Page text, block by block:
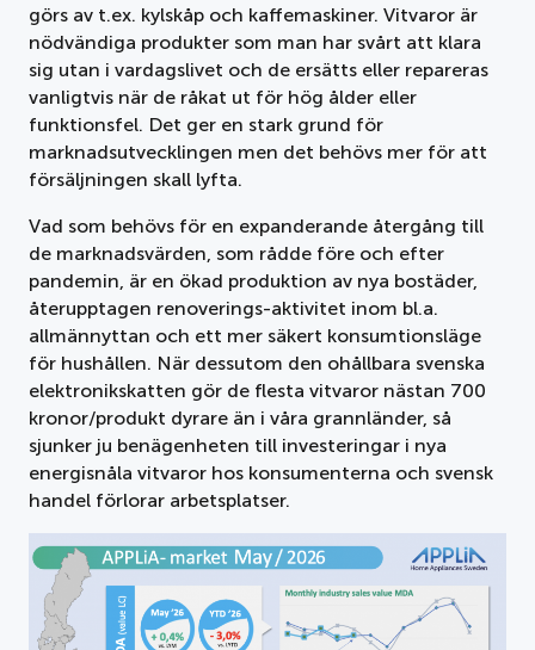
görs av t.ex. kylskåp och kaffemaskiner. Vitvaror är
nödvändiga produkter som man har svårt att klara
sig utan i vardagslivet och de ersätts eller repareras
vanligtvis när de råkat ut för hög ålder eller
funktionsfel. Det ger en stark grund för
marknadsutvecklingen men det behövs mer för att
försäljningen skall lyfta.
Vad som behövs för en expanderande återgång till
de marknadsvärden, som rådde före och efter
pandemin, är en ökad produktion av nya bostäder,
återupptagen renoverings-aktivitet inom bl.a.
allmännyttan och ett mer säkert konsumtionsläge
för hushållen. När dessutom den ohållbara svenska
elektronikskatten gör de flesta vitvaror nästan 700
kronor/produkt dyrare än i våra grannländer, så
sjunker ju benägenheten till investeringar i nya
energisnåla vitvaror hos konsumenterna och svensk
handel förlorar arbetsplatser.